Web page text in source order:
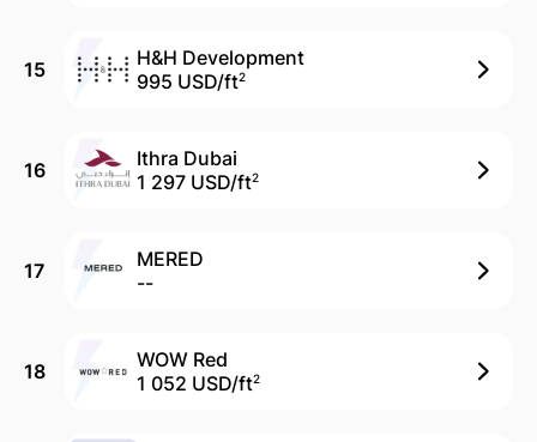
15
H&H Development
995 USD/ft2
16
Ithra Dubai
1 297 USD/ft2
17
MERED
--
18
WOW Red
1 052 USD/ft2